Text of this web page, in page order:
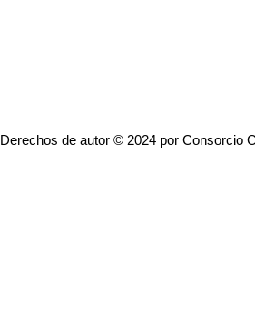
Derechos de autor © 2024 por Consorcio